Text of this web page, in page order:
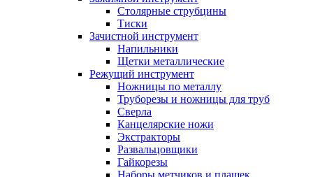
Столярные струбцины
Тиски
Зачистной инструмент
Напильники
Щетки металлические
Режущий инструмент
Ножницы по металлу
Труборезы и ножницы для труб
Сверла
Канцелярские ножи
Экстракторы
Развальцовщики
Гайкорезы
Наборы метчиков и плашек